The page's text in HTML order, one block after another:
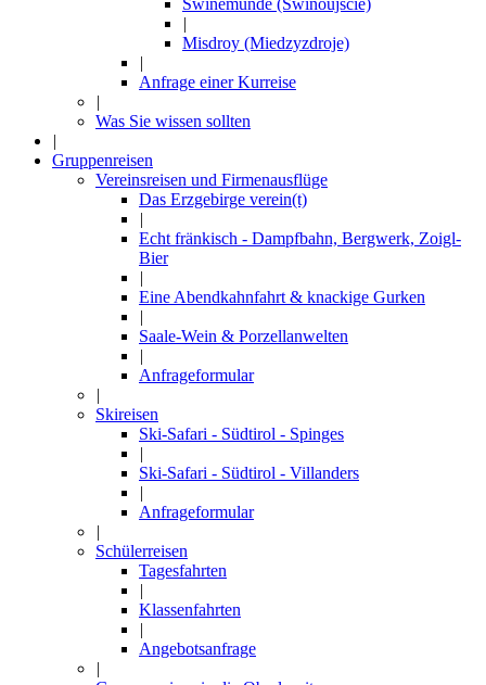
Swinemünde (Swinoujscie)
|
Misdroy (Miedzyzdroje)
|
Anfrage einer Kurreise
|
Was Sie wissen sollten
|
Gruppenreisen
Vereinsreisen und Firmenausflüge
Das Erzgebirge verein(t)
|
Echt fränkisch - Dampfbahn, Bergwerk, Zoigl-
Bier
|
Eine Abendkahnfahrt & knackige Gurken
|
Saale-Wein & Porzellanwelten
|
Anfrageformular
|
Skireisen
Ski-Safari - Südtirol - Spinges
|
Ski-Safari - Südtirol - Villanders
|
Anfrageformular
|
Schülerreisen
Tagesfahrten
|
Klassenfahrten
|
Angebotsanfrage
|